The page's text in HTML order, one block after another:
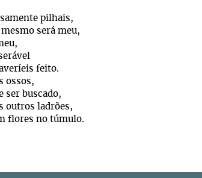
pilhais,
será meu,
feito.
ossos,
ser buscado,
outros ladrões,
flores no túmulo.